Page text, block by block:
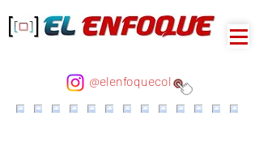
@elenfoquecol